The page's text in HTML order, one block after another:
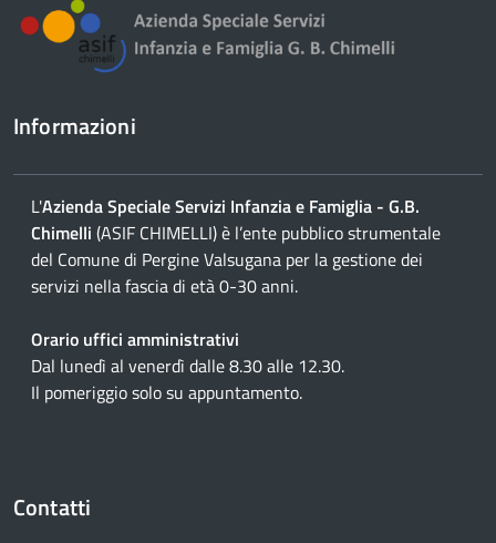
Informazioni
L'Azienda Speciale Servizi Infanzia e Famiglia - G.B.
Chimelli (ASIF CHIMELLI) è l’ente pubblico strumentale
del Comune di Pergine Valsugana per la gestione dei
servizi nella fascia di età 0-30 anni.
Orario uffici amministrativi
Dal lunedì al venerdì dalle 8.30 alle 12.30.
Il pomeriggio solo su appuntamento.
Contatti